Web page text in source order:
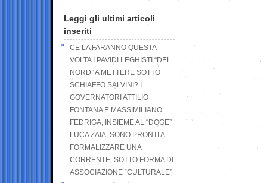
Leggi gli ultimi articoli
inseriti
CE LA FARANNO QUESTA
VOLTA I PAVIDI LEGHISTI “DEL
NORD” A METTERE SOTTO
SCHIAFFO SALVINI? I
GOVERNATORI ATTILIO
FONTANA E MASSIMILIANO
FEDRIGA, INSIEME AL “DOGE”
LUCA ZAIA, SONO PRONTI A
FORMALIZZARE UNA
CORRENTE, SOTTO FORMA DI
ASSOCIAZIONE “CULTURALE”